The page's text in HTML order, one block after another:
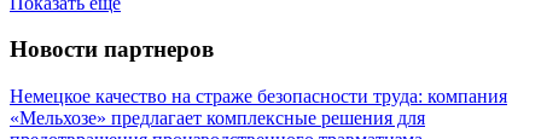
Новости партнеров
Немецкое качество на страже безопасности труда: компания
«Мельхозе» предлагает комплексные решения для